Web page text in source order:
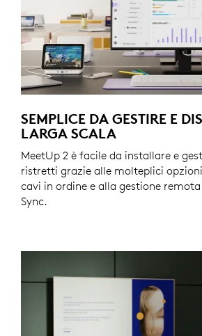
SEMPLICE DA GESTIRE E
LARGA SCALA
MeetUp 2 è facile da installare e
ristretti grazie alle molteplici
cavi in ordine e alla gestione
Sync.